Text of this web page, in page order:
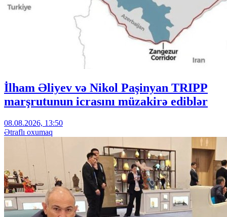
İlham Əliyev və Nikol Paşinyan TRIPP
marşrutunun icrasını müzakirə ediblər
08.08.2026, 13:50
Ətraflı oxumaq